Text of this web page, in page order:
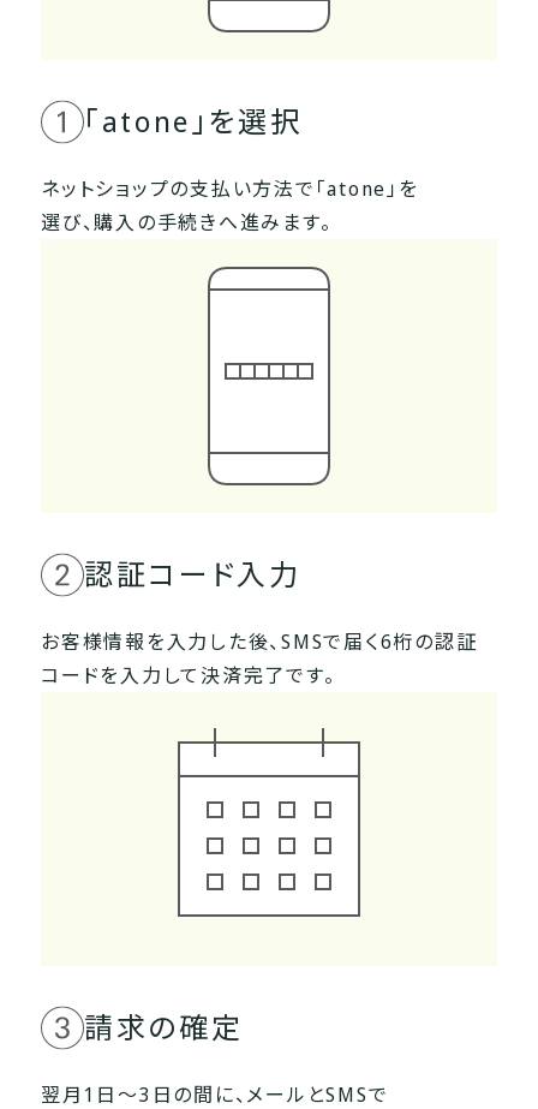
「atone」を選択
ネットショップの支払い方法で「atone」を
選び、購入の手続きへ進みます。
認証コード入力
お客様情報を入力した後、SMSで届く6桁の認証
コードを入力して決済完了です。
請求の確定
翌月1日～3日の間に、メールとSMSで